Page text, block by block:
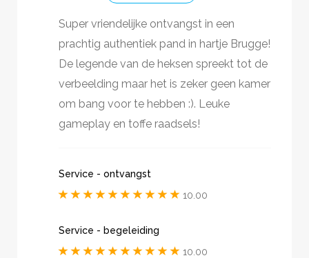
Super vriendelijke ontvangst in een
prachtig authentiek pand in hartje Brugge!
De legende van de heksen spreekt tot de
verbeelding maar het is zeker geen kamer
om bang voor te hebben :). Leuke
gameplay en toffe raadsels!
Service - ontvangst
10.00
Service - begeleiding
10.00